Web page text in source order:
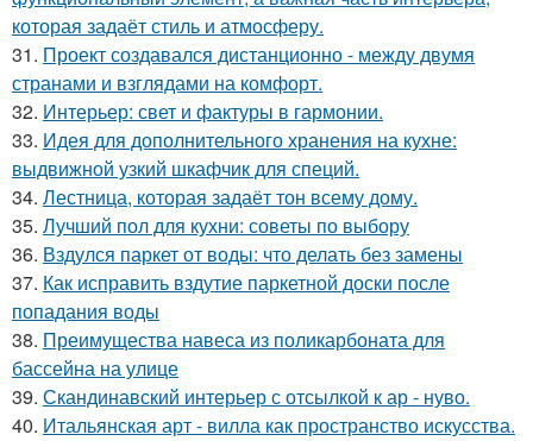
которая задаёт стиль и атмосферу.
31. Проект создавался дистанционно - между двумя
странами и взглядами на комфорт.
32. Интерьер: свет и фактуры в гармонии.
33. Идея для дополнительного хранения на кухне:
выдвижной узкий шкафчик для специй.
34. Лестница, которая задаёт тон всему дому.
35. Лучший пол для кухни: советы по выбору
36. Вздулся паркет от воды: что делать без замены
37. Как исправить вздутие паркетной доски после
попадания воды
38. Преимущества навеса из поликарбоната для
бассейна на улице
39. Скандинавский интерьер с отсылкой к ар - нуво.
40. Итальянская арт - вилла как пространство искусства.